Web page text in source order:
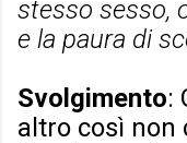
stesso sesso,
e la paura di
Svolgimento:
altro così non